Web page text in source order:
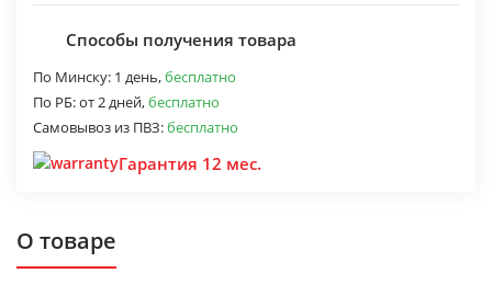
Способы получения товара
По Минску: 1 день,бесплатно
По РБ:от 2 дней,бесплатно
Самовывоз из ПВЗ:бесплатно
Гарантия 12 мес.
О товаре